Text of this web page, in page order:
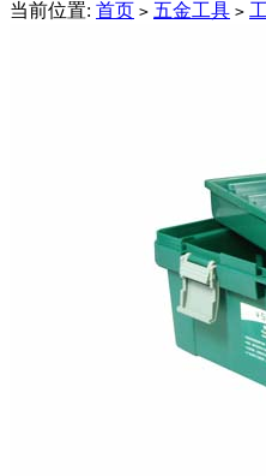
当前位置: 首页 > 五金工具 >